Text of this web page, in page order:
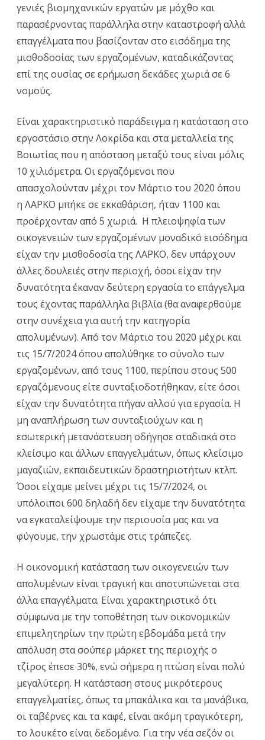
γενιές βιομηχανικών εργατών με μόχθο και
παρασέρνοντας παράλληλα στην καταστροφή αλλά
επαγγέλματα που βασίζονταν στο εισόδημα της
μισθοδοσίας των εργαζομένων, καταδικάζοντας
επί της ουσίας σε ερήμωση δεκάδες χωριά σε 6
νομούς.
Είναι χαρακτηριστικό παράδειγμα η κατάσταση στο
εργοστάσιο στην Λοκρίδα και στα μεταλλεία της
Βοιωτίας που η απόσταση μεταξύ τους είναι μόλις
10 χιλιόμετρα. Οι εργαζόμενοι που
απασχολούνταν μέχρι τον Μάρτιο του 2020 όπου
η ΛΑΡΚΟ μπήκε σε εκκαθάριση, ήταν 1100 και
προέρχονταν από 5 χωριά. Η πλειοψηφία των
οικογενειών των εργαζομένων μοναδικό εισόδημα
είχαν την μισθοδοσία της ΛΑΡΚΟ, δεν υπάρχουν
άλλες δουλειές στην περιοχή, όσοι είχαν την
δυνατότητα έκαναν δεύτερη εργασία το επάγγελμα
τους έχοντας παράλληλα βιβλία (θα αναφερθούμε
στην συνέχεια για αυτή την κατηγορία
απολυμένων). Από τον Μάρτιο του 2020 μέχρι και
τις 15/7/2024 όπου απολύθηκε το σύνολο των
εργαζομένων, από τους 1100, περίπου στους 500
εργαζόμενους είτε συνταξιοδοτήθηκαν, είτε όσοι
είχαν την δυνατότητα πήγαν αλλού για εργασία. Η
μη αναπλήρωση των συνταξιούχων και η
εσωτερική μετανάστευση οδήγησε σταδιακά στο
κλείσιμο και άλλων επαγγελμάτων, όπως κλείσιμο
μαγαζιών, εκπαιδευτικών δραστηριοτήτων κτλπ.
Όσοι είχαμε μείνει μέχρι τις 15/7/2024, οι
υπόλοιποι 600 δηλαδή δεν είχαμε την δυνατότητα
να εγκαταλείψουμε την περιουσία μας και να
φύγουμε, την χρωστάμε στις τράπεζες.
Η οικονομική κατάσταση των οικογενειών των
απολυμένων είναι τραγική και αποτυπώνεται στα
άλλα επαγγέλματα. Είναι χαρακτηριστικό ότι
σύμφωνα με την τοποθέτηση των οικονομικών
επιμελητηρίων την πρώτη εβδομάδα μετά την
απόλυση στα σούπερ μάρκετ της περιοχής ο
τζίρος έπεσε 30%, ενώ σήμερα η πτώση είναι πολύ
μεγαλύτερη. Η κατάσταση στους μικρότερους
επαγγελματίες, όπως τα μπακάλικα και τα μανάβικα,
οι ταβέρνες και τα καφέ, είναι ακόμη τραγικότερη,
το λουκέτο είναι δεδομένο. Για την νέα σεζόν οι